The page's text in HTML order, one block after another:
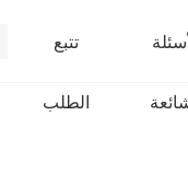
تتبع
الطلب